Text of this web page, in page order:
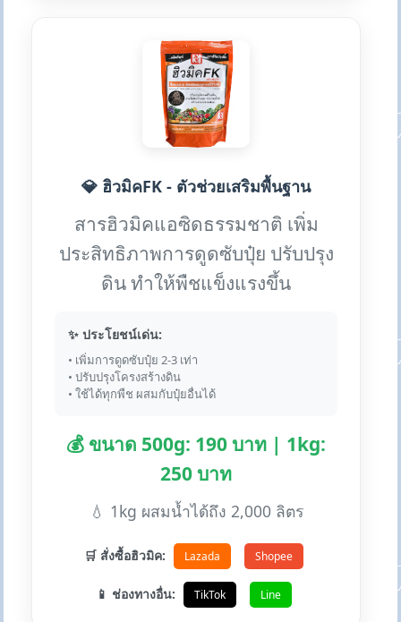
💎 ฮิวมิคFK - ตัวช่วยเสริมพื้นฐาน
สารฮิวมิคแอซิดธรรมชาติ เพิ่ม
ประสิทธิภาพการดูดซับปุ๋ย ปรับปรุง
ดิน ทำให้พืชแข็งแรงขึ้น
✨ ประโยชน์เด่น:
• เพิ่มการดูดซับปุ๋ย 2-3 เท่า
• ปรับปรุงโครงสร้างดิน
• ใช้ได้ทุกพืช ผสมกับปุ๋ยอื่นได้
💰 ขนาด 500g: 190 บาท | 1kg:
250 บาท
💧 1kg ผสมน้ำได้ถึง 2,000 ลิตร
🛒 สั่งซื้อฮิวมิค: Lazada Shopee
📱 ช่องทางอื่น: TikTok Line